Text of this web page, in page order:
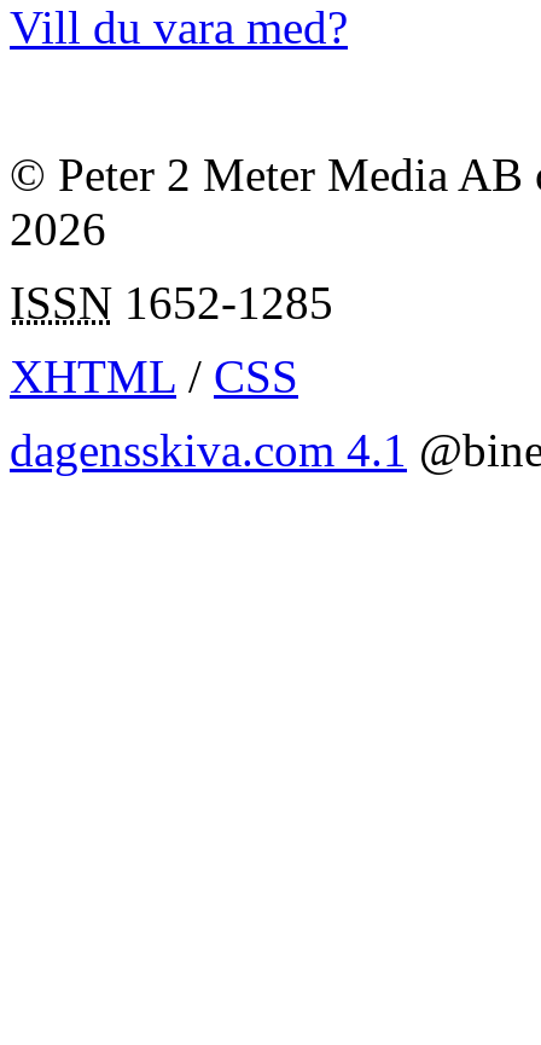
Vill du vara med?
© Peter 2 Meter Media AB
2026
ISSN 1652-1285
XHTML / CSS
dagensskiva.com 4.1